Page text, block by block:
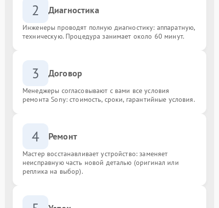
2 Диагностика
Инженеры проводят полную диагностику: аппаратную,
техническую. Процедура занимает около 60 минут.
3 Договор
Менеджеры согласовывают с вами все условия
ремонта Sony: стоимость, сроки, гарантийные условия.
4 Ремонт
Мастер восстанавливает устройство: заменяет
неисправную часть новой деталью (оригинал или
реплика на выбор).